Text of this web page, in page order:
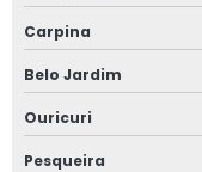
Carpina
Belo Jardim
Ouricuri
Pesqueira